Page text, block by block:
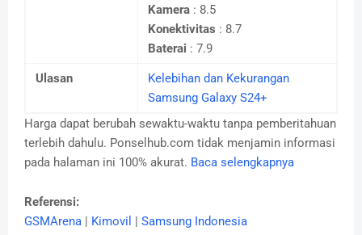
Kamera : 8.5
Konektivitas : 8.7
Baterai : 7.9
Ulasan
Kelebihan dan Kekurangan
Samsung Galaxy S24+
Harga dapat berubah sewaktu-waktu tanpa pemberitahuan
terlebih dahulu. Ponselhub.com tidak menjamin informasi
pada halaman ini 100% akurat. Baca selengkapnya
Referensi:
GSMArena | Kimovil | Samsung Indonesia